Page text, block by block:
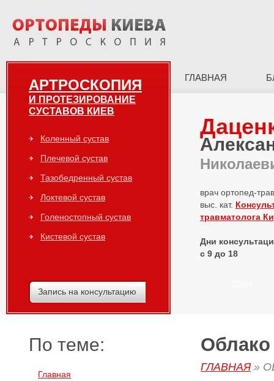
ГЛАВНАЯ
АРТРОСКОПИЯ
И ПРОТЕЗИРОВАНИЕ
СУСТАВОВ КИЕВ
Коленный сустав
Плечевой сустав
Тазобедренный сустав
Локтевой сустав
Голеностопный сустав
Кистевой сустав
Запись на консультацию
врач ортопед-
выс. кат.
травматолога
Дни
с 9 до 18
По теме:
Главная
Облако
ГЛАВНАЯ»